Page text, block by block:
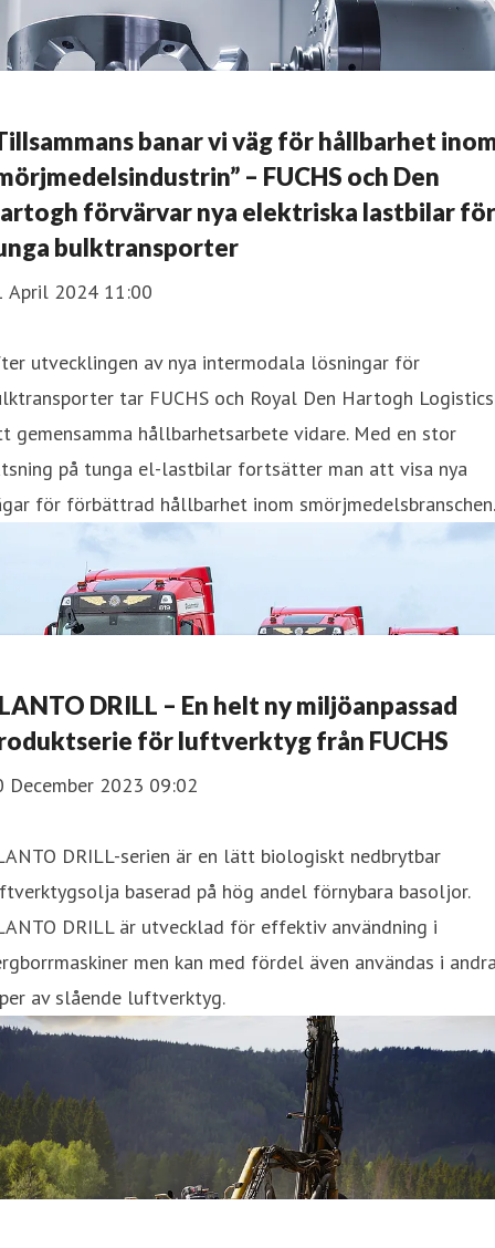
banar vi väg för hållbarhet
– FUCHS och Den
förvärvar nya elektriska lastbilar för
bulktransporter
April 2024 11:00
utvecklingen av nya intermodala lösningar för
tar FUCHS och Royal Den Hartogh Logistics
gemensamma hållbarhetsarbete vidare. Med en stor
på tunga el-lastbilar fortsätter man att visa nya
för förbättrad hållbarhet inom smörjmedelsbranschen.
DRILL – En helt ny miljöanpassad
för luftverktyg från FUCHS
December 2023 09:02
DRILL-serien är en lätt biologiskt nedbrytbar
baserad på hög andel förnybara basoljor.
DRILL är utvecklad för effektiv användning i
men kan med fördel även användas i
av slående luftverktyg.